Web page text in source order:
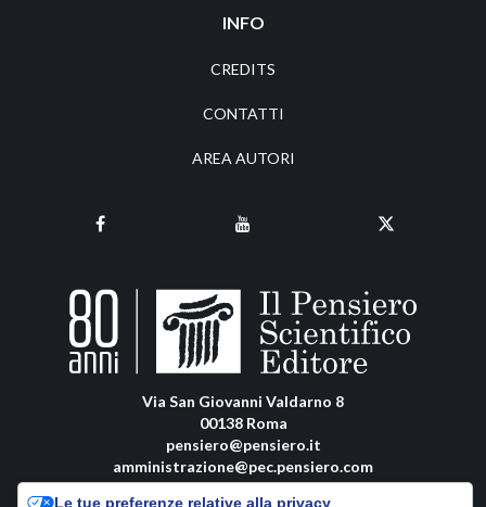
INFO
CREDITS
CONTATTI
AREA AUTORI
Via San Giovanni Valdarno 8
00138 Roma
pensiero@pensiero.it
amministrazione@pec.pensiero.com
Le tue preferenze relative alla privacy